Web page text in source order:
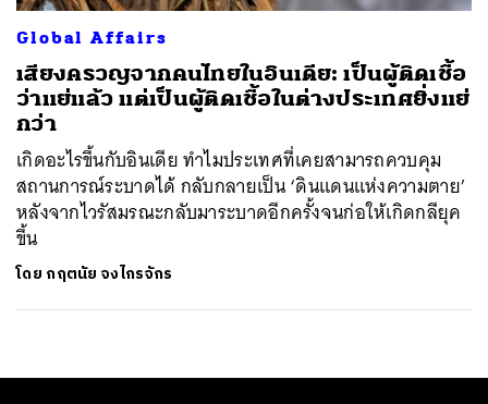
Global Affairs
เสียงครวญจากคนไทยในอินเดีย: เป็นผู้ติดเชื้อ
ว่าแย่แล้ว แต่เป็นผู้ติดเชื้อในต่างประเทศยิ่งแย่
กว่า
เกิดอะไรขึ้นกับอินเดีย ทำไมประเทศที่เคยสามารถควบคุม
สถานการณ์ระบาดได้ กลับกลายเป็น ‘ดินแดนแห่งความตาย’
หลังจากไวรัสมรณะกลับมาระบาดอีกครั้งจนก่อให้เกิดกลียุค
ขึ้น
โดย กฤตนัย จงไกรจักร
SHARE TWEET LINE EMAIL